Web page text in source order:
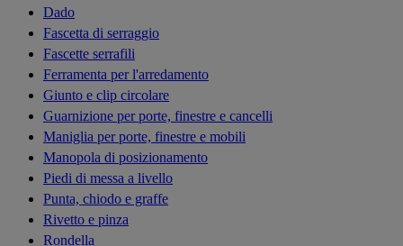
Dado
Fascetta di serraggio
Fascette serrafili
Ferramenta per l'arredamento
Giunto e clip circolare
Guarnizione per porte, finestre e cancelli
Maniglia per porte, finestre e mobili
Manopola di posizionamento
Piedi di messa a livello
Punta, chiodo e graffe
Rivetto e pinza
Rondella